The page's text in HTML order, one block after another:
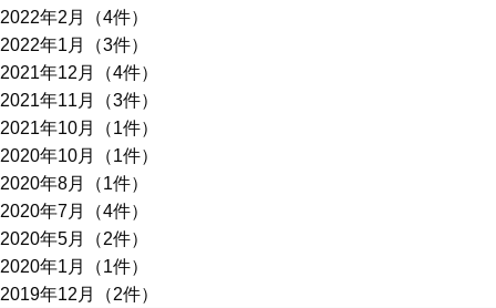
2022年2月（4件）
2022年1月（3件）
2021年12月（4件）
2021年11月（3件）
2021年10月（1件）
2020年10月（1件）
2020年8月（1件）
2020年7月（4件）
2020年5月（2件）
2020年1月（1件）
2019年12月（2件）